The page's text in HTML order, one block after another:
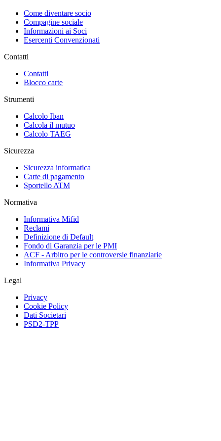
Come diventare socio
Compagine sociale
Informazioni ai Soci
Esercenti Convenzionati
Contatti
Contatti
Blocco carte
Strumenti
Calcolo Iban
Calcola il mutuo
Calcolo TAEG
Sicurezza
Sicurezza informatica
Carte di pagamento
Sportello ATM
Normativa
Informativa Mifid
Reclami
Definizione di Default
Fondo di Garanzia per le PMI
ACF - Arbitro per le controversie finanziarie
Informativa Privacy
Legal
Privacy
Cookie Policy
Dati Societari
PSD2-TPP